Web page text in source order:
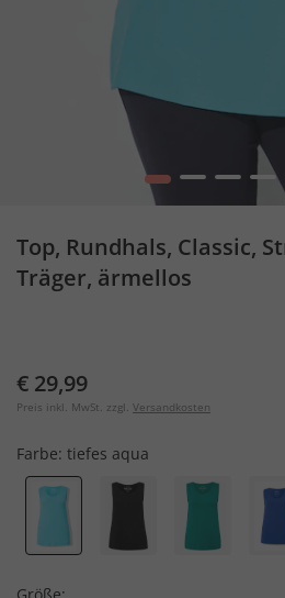
1 2 3
Top, Rundhals, Classic,
Träger, ärmellos
€ 29,99
Preis inkl. MwSt. zzgl. Versandkosten
Farbe: tiefes aqua